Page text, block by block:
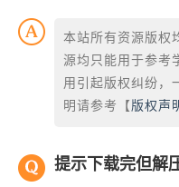
本站所有资源版权
源均只能用于参考
用引起版权纠纷，
明请参考【 版权声
提示下载完但解